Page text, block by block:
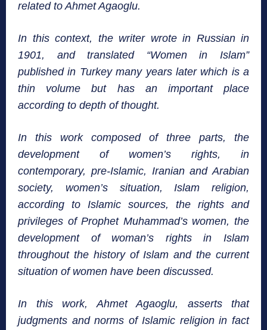
related to Ahmet Agaoglu.
In this context, the writer wrote in Russian in
1901, and translated “Women in Islam”
published in Turkey many years later which is a
thin volume but has an important place
according to depth of thought.
In this work composed of three parts, the
development of women’s rights, in
contemporary, pre-Islamic, Iranian and Arabian
society, women’s situation, Islam religion,
according to Islamic sources, the rights and
privileges of Prophet Muhammad’s women, the
development of woman’s rights in Islam
throughout the history of Islam and the current
situation of women have been discussed.
In this work, Ahmet Agaoglu, asserts that
judgments and norms of Islamic religion in fact